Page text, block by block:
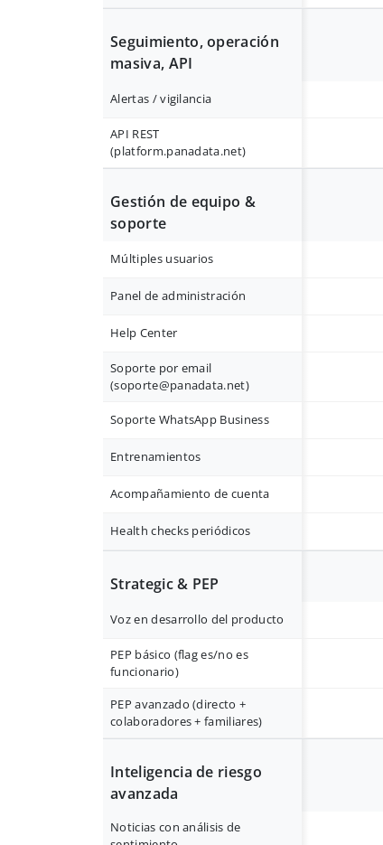
Seguimiento, operación
masiva, API
Alertas / vigilancia
API REST
(platform.panadata.net)
Gestión de equipo &
soporte
Múltiples usuarios
Panel de administración
Help Center
Soporte por email
(soporte@panadata.net)
Soporte WhatsApp Business
Entrenamientos
Acompañamiento de cuenta
Health checks periódicos
Strategic & PEP
Voz en desarrollo del producto
PEP básico (flag es/no es
funcionario)
PEP avanzado (directo +
colaboradores + familiares)
Inteligencia de riesgo
avanzada
Noticias con análisis de